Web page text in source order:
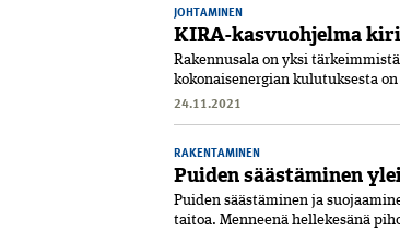
JOHTAMINEN
KIRA-kasvuohjelma
Rakennusala on yksi
kokonaisenergian kulutuksesta
24.11.2021
RAKENTAMINEN
Puiden säästäminen
Puiden säästäminen ja
taitoa. Menneenä hellekesänä